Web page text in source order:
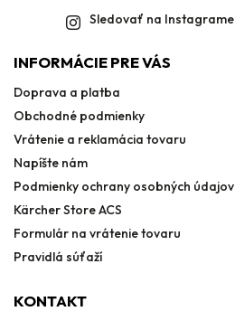
Sledovať na Instagrame
INFORMÁCIE PRE VÁS
Doprava a platba
Obchodné podmienky
Vrátenie a reklamácia tovaru
Napíšte nám
Podmienky ochrany osobných údajov
Kärcher Store ACS
Formulár na vrátenie tovaru
Pravidlá súťaží
KONTAKT